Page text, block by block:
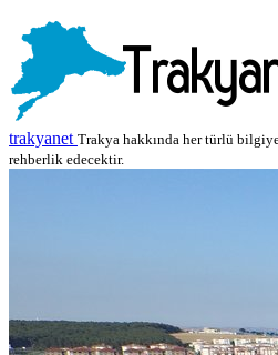
trakyanet Trakya hakkında her türlü
rehberlik edecektir.